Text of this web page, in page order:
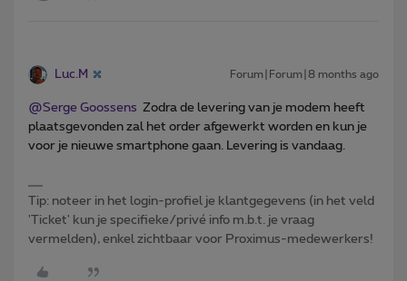
Luc.M Forum|Forum|8 months ago
@Serge Goossens Zodra de levering van je modem heeft
plaatsgevonden zal het order afgewerkt worden en kun je
voor je nieuwe smartphone gaan. Levering is vandaag.
Tip: noteer in het login-profiel je klantgegevens (in het veld
'Ticket' kun je specifieke/privé info m.b.t. je vraag
vermelden), enkel zichtbaar voor Proximus-medewerkers!